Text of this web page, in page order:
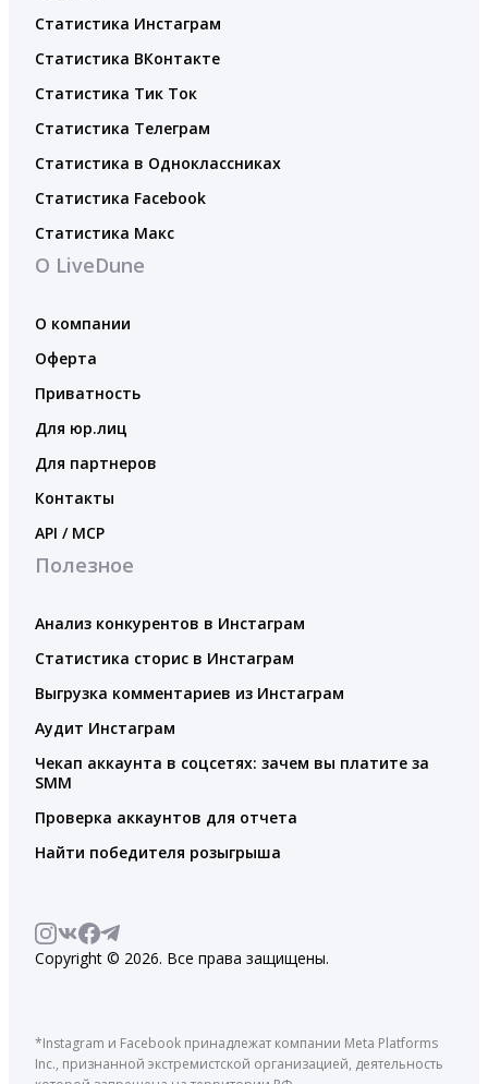
Статистика Инстаграм
Статистика ВКонтакте
Статистика Тик Ток
Статистика Телеграм
Статистика в Одноклассниках
Статистика Facebook
Статистика Макс
О LiveDune
О компании
Оферта
Приватность
Для юр.лиц
Для партнеров
Контакты
API / MCP
Полезное
Анализ конкурентов в Инстаграм
Статистика сторис в Инстаграм
Выгрузка комментариев из Инстаграм
Аудит Инстаграм
Чекап аккаунта в соцсетях: зачем вы платите за
SMM
Проверка аккаунтов для отчета
Найти победителя розыгрыша
Copyright © 2026. Все права защищены.
*Instagram и Facebook принадлежат компании Meta Platforms
Inc., признанной экстремистской организацией, деятельность